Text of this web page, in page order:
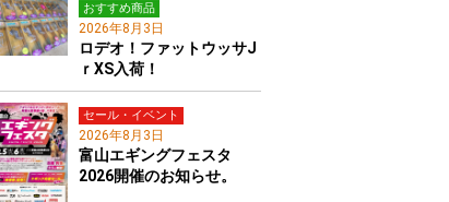
おすすめ商品
2026年8月3日
ロデオ！ファットウッサJ
ｒXS入荷！
セール・イベント
2026年8月3日
富山エギングフェスタ
2026開催のお知らせ。